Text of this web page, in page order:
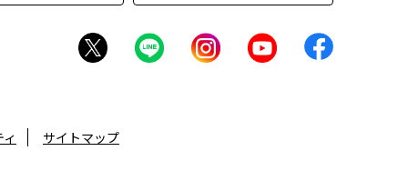
サイトマップ